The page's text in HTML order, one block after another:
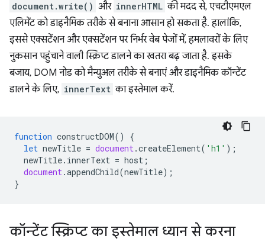
document.write() और innerHTML की मदद से, एचटीएमएल
एलिमेंट को डाइनैमिक तरीके से बनाना आसान हो सकता है. हालांकि,
इससे एक्सटेंशन और एक्सटेंशन पर निर्भर वेब पेजों में, हमलावरों के लिए
नुकसान पहुंचाने वाली स्क्रिप्ट डालने का खतरा बढ़ जाता है. इसके
बजाय, DOM नोड को मैन्युअल तरीके से बनाएं और डाइनैमिक कॉन्टेंट
डालने के लिए, innerText का इस्तेमाल करें.
function constructDOM()
{
let newTitle = document.createElement( 'h1' );
newTitle. innerText = host ;
document.appendChild(newTitle);
}
कॉन्टेंट स्क्रिप्ट का इस्तेमाल ध्यान से करना